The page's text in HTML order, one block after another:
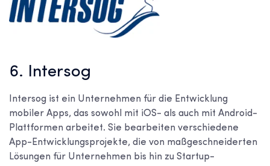
6. Intersog
Intersog ist ein Unternehmen für die Entwicklung
mobiler Apps, das sowohl mit iOS- als auch mit Android-
Plattformen arbeitet. Sie bearbeiten verschiedene
App-Entwicklungsprojekte, die von maßgeschneiderten
Lösungen für Unternehmen bis hin zu Startup-